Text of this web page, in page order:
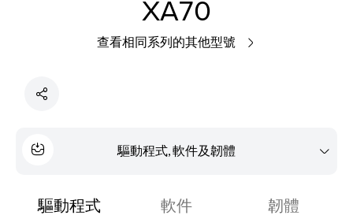
XA70
查看相同系列的其他型號
驅動程式, 軟件及韌體
驅動程式 軟件 韌體